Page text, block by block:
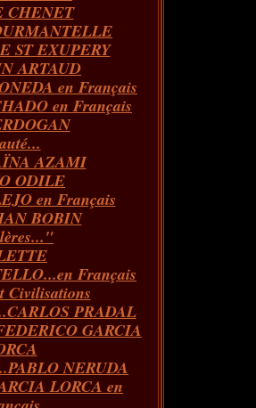
(60)
(68)
(86)
(65)
(70)
(66)
(76)
(66)
(67)
(73)
(82)
(62)
(66)
(55)
(43)
(84)
(89)
(59)
(73)
(54)
(51)
(72)
(65)
(97)
(73)
(100)
(146)
(124)
(40)
(31)
(26)
CHENET
ST EXUPERY
ARTAUD
en Français
en Français
AZAMI
ODILE
en Français
BOBIN
Français
Civilisations
PRADAL
GARCIA
NERUDA
LORCA en